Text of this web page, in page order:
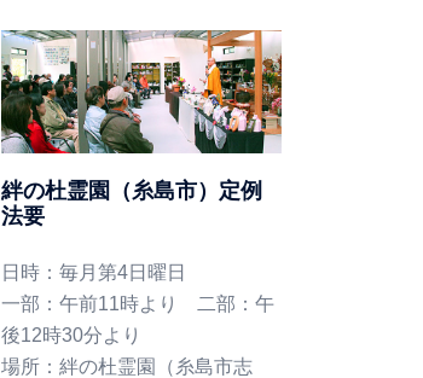
絆の杜霊園（糸島市）定例
法要
日時：毎月第4日曜日
一部：午前11時より 二部：午
後12時30分より
場所：絆の杜霊園（糸島市志